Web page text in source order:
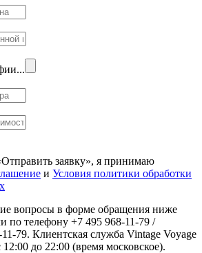
заявку», я принимаю
и Условия политики обработки
вопросы в форме обращения ниже
по телефону +7 495 968-11-79 /
79. Клиентская служба Vintage Voyage
до 22:00 (время московское).